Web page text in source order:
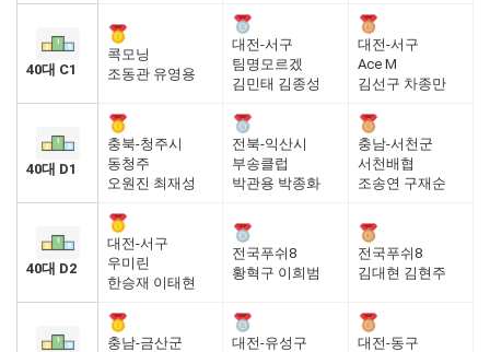
40대 C1
콕모닝
조동관 유영용
대전-서구
팀명모르겠
김민태 김종성
대전-서구
Ace M
김선구 차종만
40대 D1
충북-청주시
동청주
오원진 최재성
전북-익산시
부송클럽
박관용 박종화
충남-서천군
서천배협
조송연 구재순
40대 D2
대전-서구
우미린
한승재 이태현
전국푸쉬8
황혁구 이희범
전국푸쉬8
김대현 김현주
충남-금산군
대전-유성구
대전-동구